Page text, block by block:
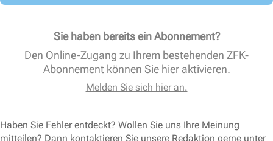
Sie haben bereits ein Abonnement?
Den Online-Zugang zu Ihrem bestehenden ZFK-
Abonnement können Sie hier aktivieren.
Melden Sie sich hier an.
Haben Sie Fehler entdeckt? Wollen Sie uns Ihre Meinung
mitteilen? Dann kontaktieren Sie unsere Redaktion gerne unter